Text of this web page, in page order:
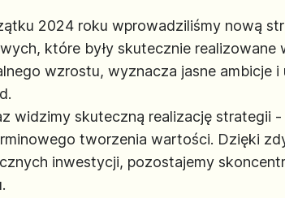
2024 roku wprowadziliśmy nową
które były skutecznie
wzrostu, wyznacza jasne ambicje
widzimy skuteczną realizację strategii
tworzenia wartości. Dzięki
inwestycji, pozostajemy